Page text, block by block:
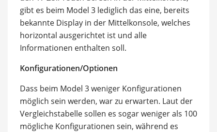
gibt es beim Model 3 lediglich das eine, bereits
bekannte Display in der Mittelkonsole, welches
horizontal ausgerichtet ist und alle
Informationen enthalten soll.
Konfigurationen/Optionen
Dass beim Model 3 weniger Konfigurationen
möglich sein werden, war zu erwarten. Laut der
Vergleichstabelle sollen es sogar weniger als 100
mögliche Konfigurationen sein, während es